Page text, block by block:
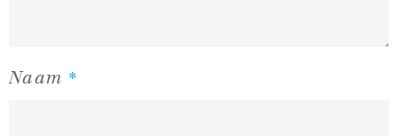
Naam *